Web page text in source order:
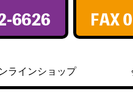
ラインショップ